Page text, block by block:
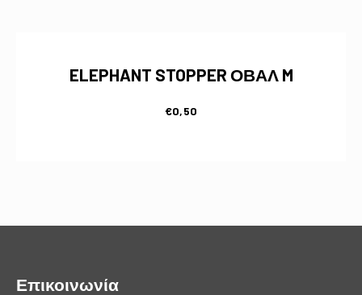
ELEPHANT STOPPER ΟΒΑΛ M
€0,50
Επικοινωνία